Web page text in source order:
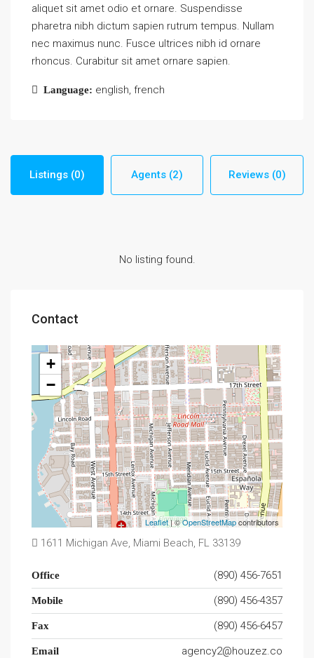
aliquet sit amet odio et ornare. Suspendisse
pharetra nibh dictum sapien rutrum tempus. Nullam
nec maximus nunc. Fusce ultrices nibh id ornare
rhoncus. Curabitur sit amet ornare sapien.
Language: english, french
Listings (0) Agents (2) Reviews (0)
No listing found.
Contact
+
−
Leaflet| ©OpenStreetMapcontributors
1611 Michigan Ave, Miami Beach, FL 33139
Office (890) 456-7651
Mobile (890) 456-4357
Fax (890) 456-6457
Email agency2@houzez.co